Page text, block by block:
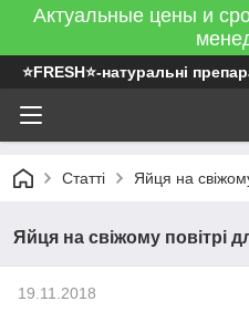
Актуальные цены и
⭐FRESH⭐-натуральні
Статті Яйця на
Яйця на свіжому повітрі
19.11.2018